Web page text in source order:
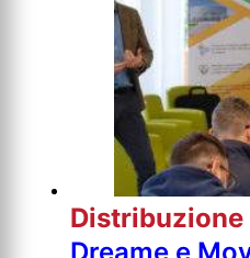
Distribuzione